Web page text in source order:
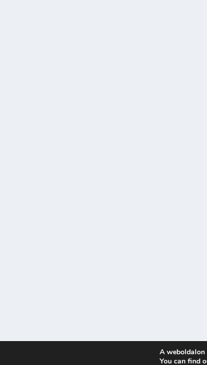
| Üzemeltető:
A weboldalon
You can find